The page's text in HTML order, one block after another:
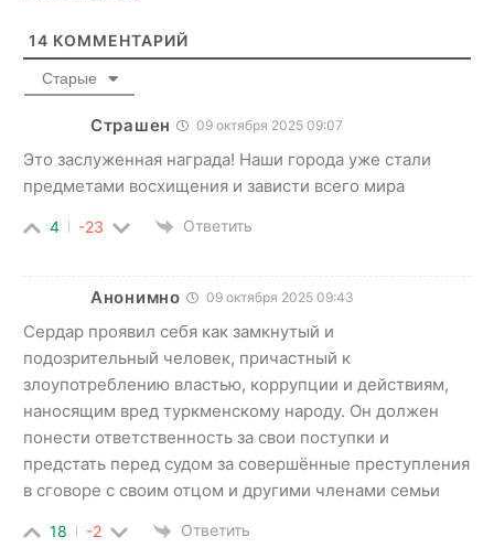
14 КОММЕНТАРИЙ
Старые
Страшен 09 октября 2025 09:07
Это заслуженная награда! Наши города уже стали
предметами восхищения и зависти всего мира
4 -23 Ответить
Анонимно 09 октября 2025 09:43
Сердар проявил себя как замкнутый и
подозрительный человек, причастный к
злоупотреблению властью, коррупции и действиям,
наносящим вред туркменскому народу. Он должен
понести ответственность за свои поступки и
предстать перед судом за совершённые преступления
в сговоре с своим отцом и другими членами семьи
18 -2 Ответить